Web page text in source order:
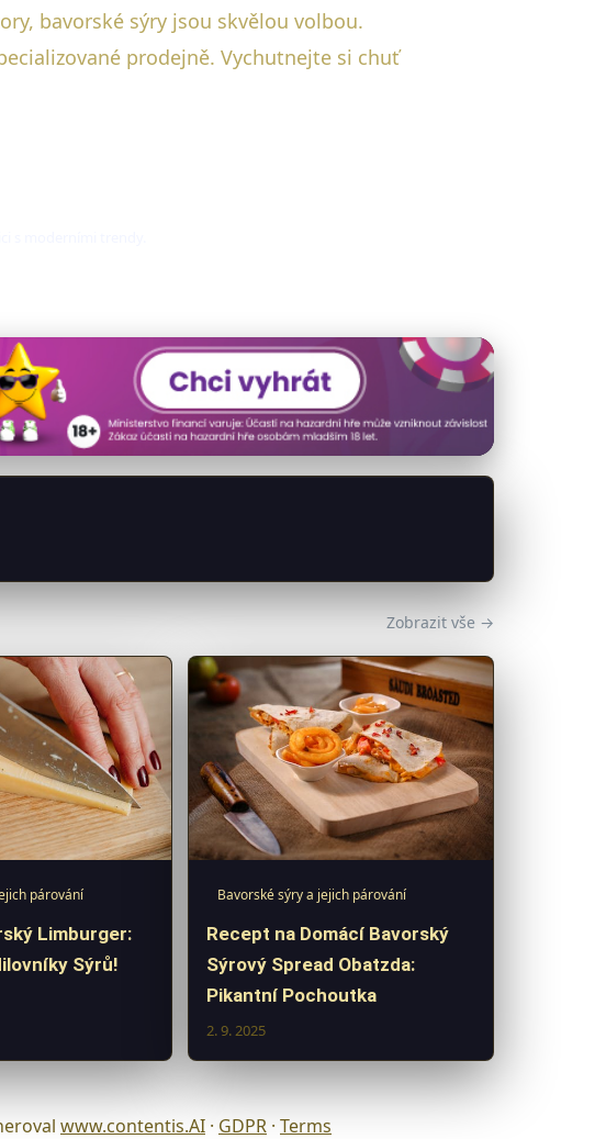
bavorské sýry jsou skvělou volbou.
prodejně. Vychutnejte si chuť
Zobrazit vše →
párování
Limburger:
Sýrů!
Bavorské sýry a jejich párování
Recept na Domácí Bavorský
Sýrový Spread Obatzda:
Pikantní Pochoutka
2. 9. 2025
www.contentis.AI · GDPR · Terms